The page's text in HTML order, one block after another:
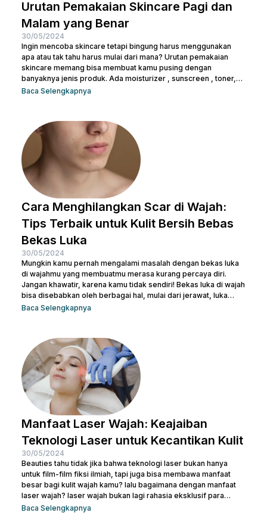
Urutan Pemakaian Skincare Pagi dan
Malam yang Benar
30/05/2024
Ingin mencoba skincare tetapi bingung harus menggunakan
apa atau tak tahu harus mulai dari mana? Urutan pemakaian
skincare memang bisa membuat kamu pusing dengan
banyaknya jenis produk. Ada moisturizer , sunscreen , toner,
essence , dan masih banyak lagi. Tak heran juga kalau kamu
serupa, terlepas dari kemasan di bagian luarnya. Sebelum
salah langkah, Nulook sudah menyiapkan informasi lengkap
mengenai...
Baca Selengkapnya
Cara Menghilangkan Scar di Wajah:
Tips Terbaik untuk Kulit Bersih Bebas
Bekas Luka
30/05/2024
Mungkin kamu pernah mengalami masalah dengan bekas luka
di wajahmu yang membuatmu merasa kurang percaya diri.
Jangan khawatir, karena kamu tidak sendiri! Bekas luka di wajah
bisa disebabkan oleh berbagai hal, mulai dari jerawat, luka
bakar, hingga bekas operasi. Ada banyak cara menghilangkan
beauties mengetahui cara terbaik menghilangkan bekas luka
agar kamu bisa kembali memiliki kulit yang mulus dan percaya...
Baca Selengkapnya
Manfaat Laser Wajah: Keajaiban
Teknologi Laser untuk Kecantikan Kulit
30/05/2024
Beauties tahu tidak jika bahwa teknologi laser bukan hanya
untuk film-film fiksi ilmiah, tapi juga bisa membawa manfaat
besar bagi kulit wajah kamu? lalu bagaimana dengan manfaat
laser wajah? laser wajah bukan lagi rahasia eksklusif para
selebriti atau ahli kecantikan. Ini adalah solusi modern yang
Baca Selengkapnya